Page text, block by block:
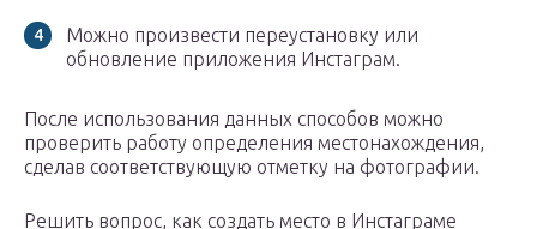
Можно произвести переустановку или
обновление приложения Инстаграм.
После использования данных способов можно
проверить работу определения местонахождения,
сделав соответствующую отметку на фотографии.
Решить вопрос, как создать место в Инстаграме